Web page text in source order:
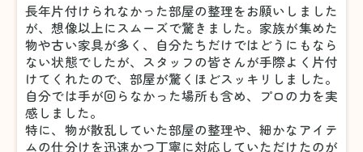
長年片付けられなかった部屋の整理をお願いしました
が、想像以上にスムーズで驚きました。家族が集めた
物や古い家具が多く、自分たちだけではどうにもなら
ない状態でしたが、スタッフの皆さんが手際よく片付
けてくれたので、部屋が驚くほどスッキリしました。
自分では手が回らなかった場所も含め、プロの力を実
感しました。
特に、物が散乱していた部屋の整理や、細かなアイテ
ムの仕分けを迅速かつ丁寧に対応していただけたのが